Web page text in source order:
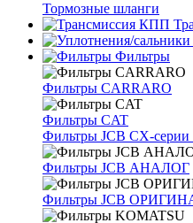
Тормозные шланги
Фильтры
Фильтры CARRARO
Фильтры CAT
Фильтры JCB CX-
Фильтры JCB АНАЛОГ
Фильтры JCB